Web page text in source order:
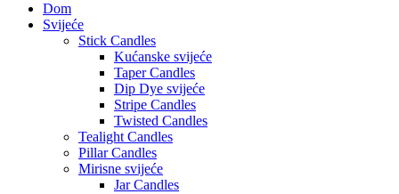
Dom
Svijeće
Stick Candles
Kućanske svijeće
Taper Candles
Dip Dye svijeće
Stripe Candles
Twisted Candles
Tealight Candles
Pillar Candles
Mirisne svijeće
Jar Candles